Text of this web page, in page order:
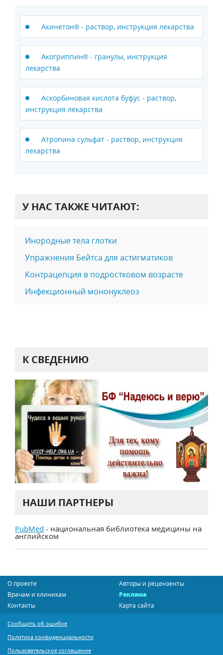
Акинетон® - раствор, инструкция лекарства
Акогриппин® - гранулы, инструкция
лекарства
Аскорбиновая кислота буфус - раствор,
инструкция лекарства
Атропина сульфат - раствор, инструкция
лекарства
У НАС ТАКЖЕ ЧИТАЮТ:
Инородные тела глотки
Упражнения Бейтса для астигматиков
Контрацепция в подростковом возрасте
Инфекционный мононуклеоз
К СВЕДЕНИЮ
НАШИ ПАРТНЕРЫ
PubMed - национальная библиотека медицины на
английском
О проекте
Авторы и рецензенты
Врачам и клиникам
Реклама
Контакты
Карта сайта
Сообщить об ошибке
Политика конфиденциальности
Пользовательское соглашение